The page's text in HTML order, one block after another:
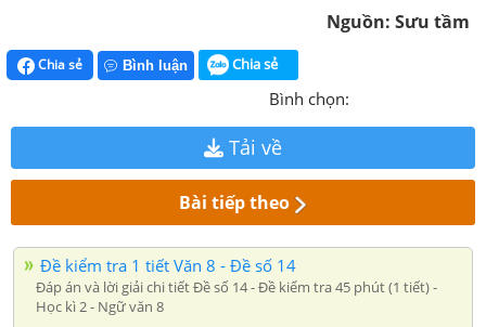
Nguồn: Sưu tầm
Chia sẻ Bình luận Chia sẻ
Bình chọn:
Tải về
Bài tiếp theo
Đề kiểm tra 1 tiết Văn 8 - Đề số 14
Đáp án và lời giải chi tiết Đề số 14 - Đề kiểm tra 45 phút (1 tiết) -
Học kì 2 - Ngữ văn 8